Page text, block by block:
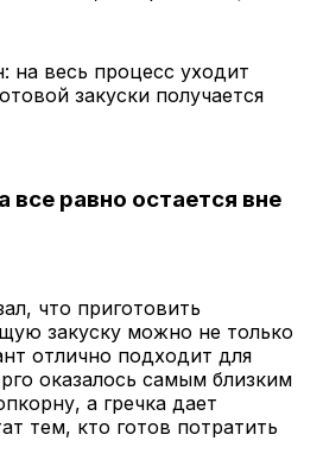
на весь процесс уходит
закуски получается
все равно остается вне
что приготовить
закуску можно не только
отлично подходит для
оказалось самым близким
а гречка дает
тем, кто готов потратить